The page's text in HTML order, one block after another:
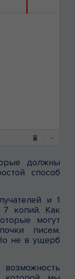
должны
способ
и 1
7 копий. Как
могут
писем.
не в ущерб